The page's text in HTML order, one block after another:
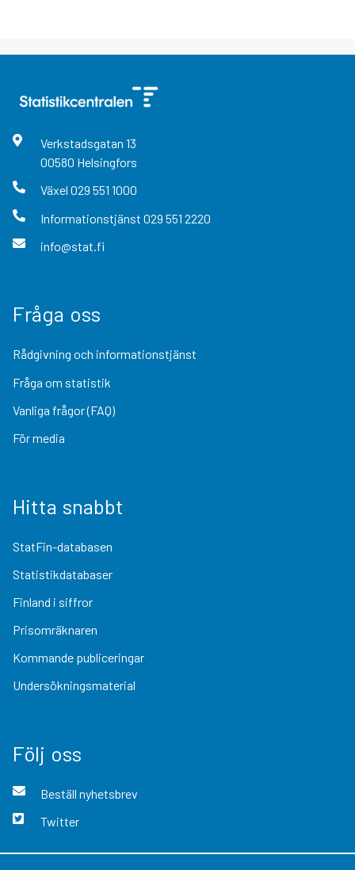
Verkstadsgatan 13
00580 Helsingfors
Växel 029 551 1000
Informationstjänst 029 551 2220
info@stat.fi
Fråga oss
Rådgivning och informationstjänst
Fråga om statistik
Vanliga frågor (FAQ)
För media
Hitta snabbt
StatFin-databasen
Statistikdatabaser
Finland i siffror
Prisomräknaren
Kommande publiceringar
Undersökningsmaterial
Följ oss
Beställ nyhetsbrev
Twitter